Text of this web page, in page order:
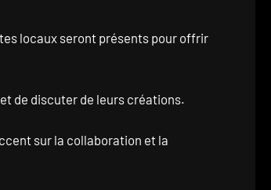
locaux seront présents pour offrir
de discuter de leurs créations.
sur la collaboration et la